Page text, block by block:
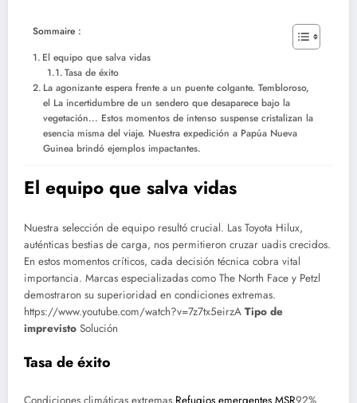
Sommaire :
El equipo que salva vidas
Tasa de éxito
La agonizante espera frente a un puente colgante. Tembloroso,
el La incertidumbre de un sendero que desaparece bajo la
vegetación... Estos momentos de intenso suspense cristalizan la
esencia misma del viaje. Nuestra expedición a Papúa Nueva
Guinea brindó ejemplos impactantes.
El equipo que salva vidas
Nuestra selección de equipo resultó crucial. Las Toyota Hilux,
auténticas bestias de carga, nos permitieron cruzar uadis crecidos.
En estos momentos críticos, cada decisión técnica cobra vital
importancia. Marcas especializadas como The North Face y Petzl
demostraron su superioridad en condiciones extremas.
https://www.youtube.com/watch?v=7z7tx5eirzA Tipo de
imprevisto Solución
Tasa de éxito
Condiciones climáticas extremas Refugios emergentes MSR92%